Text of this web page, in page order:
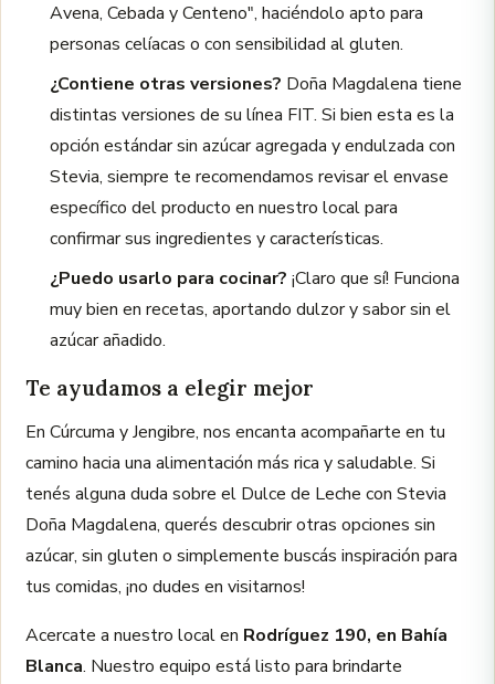
Avena, Cebada y Centeno", haciéndolo apto para
personas celíacas o con sensibilidad al gluten.
¿Contiene otras versiones? Doña Magdalena tiene
distintas versiones de su línea FIT. Si bien esta es la
opción estándar sin azúcar agregada y endulzada con
Stevia, siempre te recomendamos revisar el envase
específico del producto en nuestro local para
confirmar sus ingredientes y características.
¿Puedo usarlo para cocinar? ¡Claro que sí! Funciona
muy bien en recetas, aportando dulzor y sabor sin el
azúcar añadido.
Te ayudamos a elegir mejor
En Cúrcuma y Jengibre, nos encanta acompañarte en tu
camino hacia una alimentación más rica y saludable. Si
tenés alguna duda sobre el Dulce de Leche con Stevia
Doña Magdalena, querés descubrir otras opciones sin
azúcar, sin gluten o simplemente buscás inspiración para
tus comidas, ¡no dudes en visitarnos!
Acercate a nuestro local en Rodríguez 190, en Bahía
Blanca. Nuestro equipo está listo para brindarte